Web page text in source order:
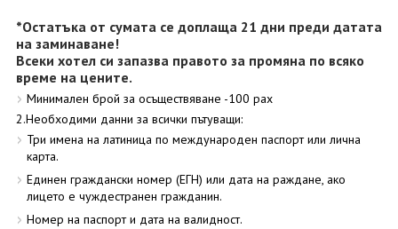
*Остатъка от сумата се доплаща 21 дни преди датата
на заминаване!
Всеки хотел си запазва правото за промяна по всяко
време на цените.
Минимален брой за осъществяване -100 рах
2.Необходими данни за всички пътуващи:
Три имена на латиница по международен паспорт или лична
карта.
Единен граждански номер (ЕГН) или дата на раждане, ако
лицето е чуждестранен гражданин.
Номер на паспорт и дата на валидност.